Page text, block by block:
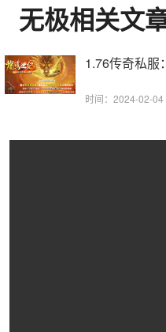
无极相关文
1.76传奇私服
时间：2024-02-